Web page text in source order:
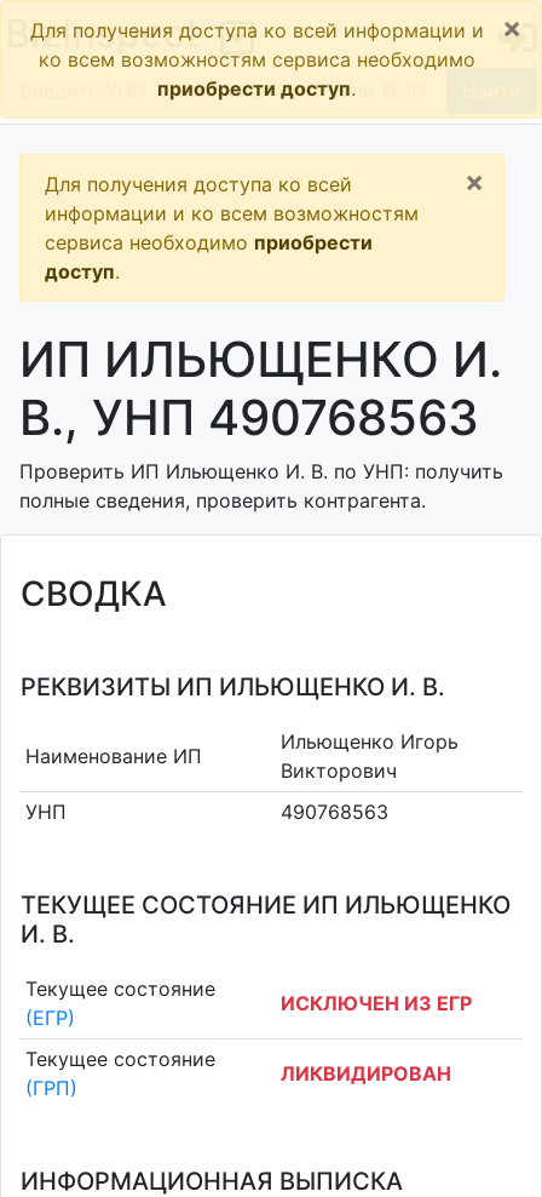
BizInspect
Для получения доступа ко всей информации и
ко всем возможностям сервиса необходимо
приобрести доступ.
×
Для получения доступа ко всей
информации и ко всем возможностям
сервиса необходимо приобрести
доступ.
×
ИП ИЛЬЮЩЕНКО И.
В., УНП 490768563
Проверить ИП Ильющенко И. В. по УНП: получить
полные сведения, проверить контрагента.
СВОДКА
РЕКВИЗИТЫ ИП ИЛЬЮЩЕНКО И. В.
Наименование ИП
Ильющенко Игорь
Викторович
УНП
490768563
ТЕКУЩЕЕ СОСТОЯНИЕ ИП ИЛЬЮЩЕНКО
И. В.
Текущее состояние
(ЕГР)
ИСКЛЮЧЕН ИЗ ЕГР
Текущее состояние
(ГРП)
ЛИКВИДИРОВАН
ИНФОРМАЦИОННАЯ ВЫПИСКА